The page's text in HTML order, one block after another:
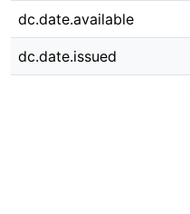
dc.date.available
dc.date.issued